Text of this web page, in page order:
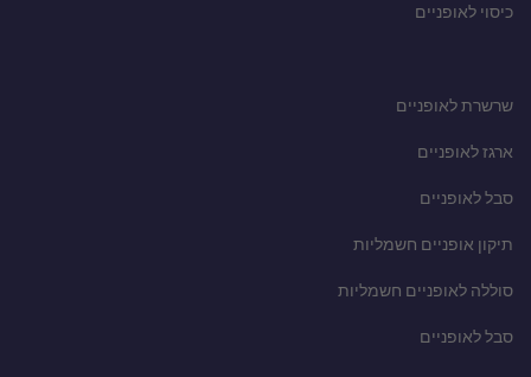
כיסוי לאופניים
שרשרת לאופניים
ארגז לאופניים
סבל לאופניים
תיקון אופניים חשמליות
סוללה לאופניים חשמליות
סבל לאופניים